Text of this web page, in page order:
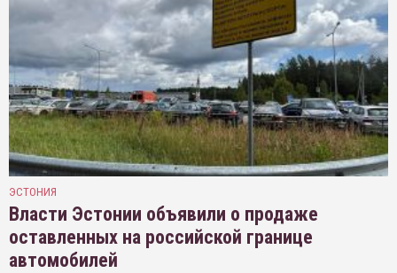
ЭСТОНИЯ
Власти Эстонии объявили о продаже
оставленных на российской границе
автомобилей